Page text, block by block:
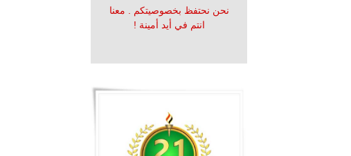
نحن نحتفظ بخصوصيتكم . معنا
انتم في أيد أمينة !